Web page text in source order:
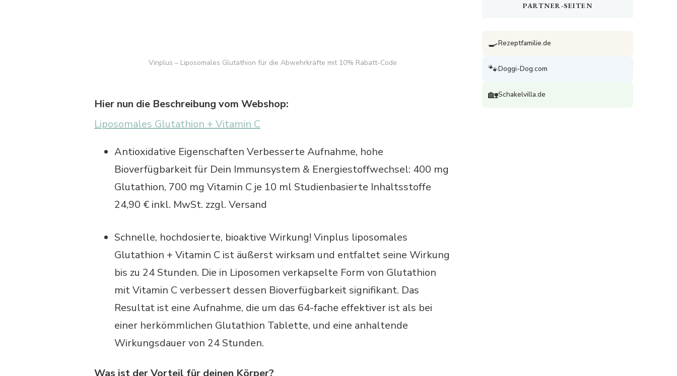
Vinplus – Liposomales Glutathion für die Abwehrkräfte mit 10% Rabatt-Code
Hier nun die Beschreibung vom Webshop:
Liposomales Glutathion + Vitamin C
Antioxidative Eigenschaften Verbesserte Aufnahme, hohe
Bioverfügbarkeit für Dein Immunsystem & Energiestoffwechsel: 400 mg
Glutathion, 700 mg Vitamin C je 10 ml Studienbasierte Inhaltsstoffe
24,90 € inkl. MwSt. zzgl. Versand
Schnelle, hochdosierte, bioaktive Wirkung! Vinplus liposomales
Glutathion + Vitamin C ist äußerst wirksam und entfaltet seine Wirkung
bis zu 24 Stunden. Die in Liposomen verkapselte Form von Glutathion
mit Vitamin C verbessert dessen Bioverfügbarkeit signifikant. Das
Resultat ist eine Aufnahme, die um das 64-fache effektiver ist als bei
einer herkömmlichen Glutathion Tablette, und eine anhaltende
Wirkungsdauer von 24 Stunden.
PARTNER-SEITEN
🍳Rezeptfamilie.de
🐾Doggi-Dog.com
🏡Schakelvilla.de